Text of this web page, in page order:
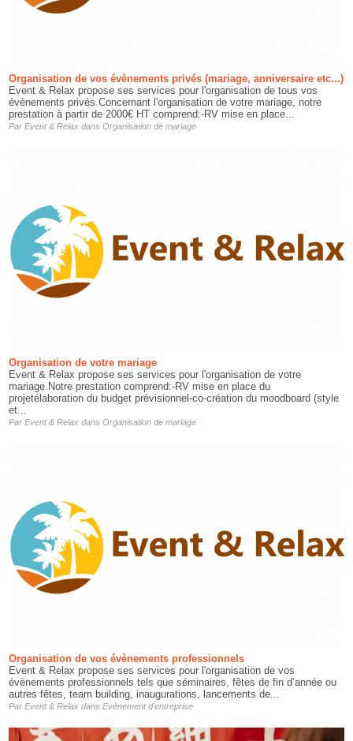
Organisation de vos évènements privés (mariage, anniversaire etc...)
Event & Relax propose ses services pour l'organisation de tous vos
évènements privés.Concernant l'organisation de votre mariage, notre
prestation à partir de 2000€ HT comprend:-RV mise en place...
Par Event & Relaxdans Organisation de mariage
Organisation de votre mariage
Event & Relax propose ses services pour l'organisation de votre
mariage.Notre prestation comprend:-RV mise en place du
projetélaboration du budget prévisionnel-co-création du moodboard (style
et...
Par Event & Relaxdans Organisation de mariage
Organisation de vos évènements professionnels
Event & Relax propose ses services pour l'organisation de vos
évènements professionnels tels que séminaires, fêtes de fin d’année ou
autres fêtes, team building, inaugurations, lancements de...
Par Event & Relaxdans Evènement d'entreprise